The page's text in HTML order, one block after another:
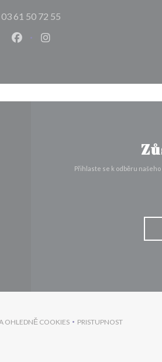
03 61 50 72 55
Facebook ((otevře se v novém
Instagram ((otevře se v
Přihlaste se k odběru
OHLEDNĚ COOKIES
((OTEVŘE SE V NOVÉM OKNĚ))
PRISTUPNOST
((OTEVŘE SE V